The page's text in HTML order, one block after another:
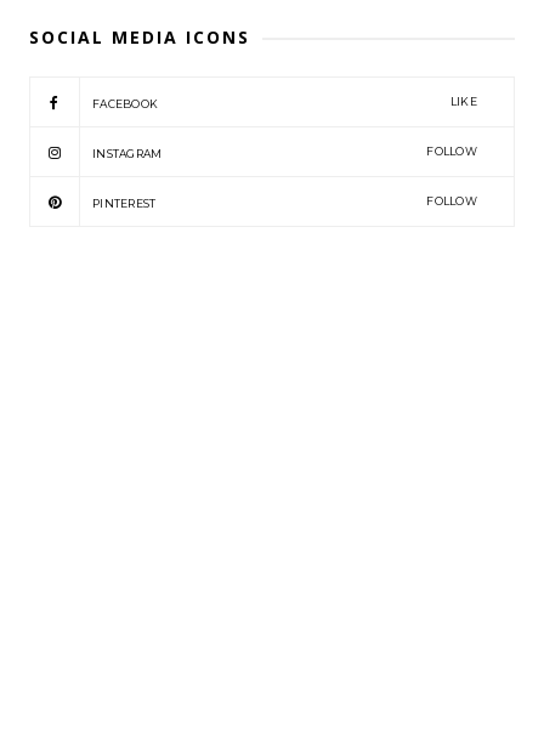
SOCIAL MEDIA ICONS
FACEBOOK LIKE
INSTAGRAM FOLLOW
PINTEREST FOLLOW